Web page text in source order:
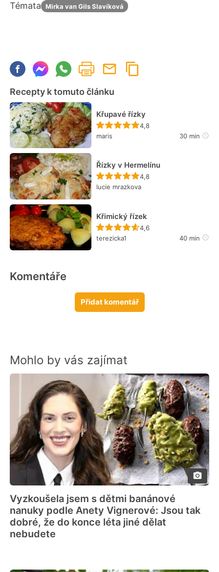
Témata Mirka van Gils Slavíková
Recepty k tomuto článku
Křupavé řízky
Recept ještě nebyl
4,8
maris
30 min
Řízky v Hermelínu
Recept ještě nebyl
4,8
lucie mrazkova
Křimický řízek
Recept ještě nebyl
4,6
terezicka1
40 min
Komentáře
Přidat komentář
Mohlo by vás zajímat
Vyzkoušela jsem s dětmi banánové
nanuky podle Anety Vignerové: Jsou tak
dobré, že do konce léta jiné dělat
nebudete